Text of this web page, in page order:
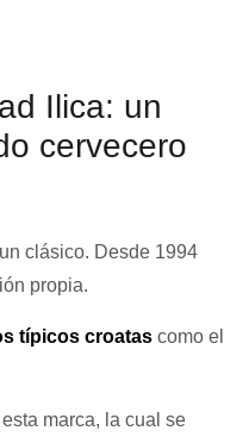
Ilica: un
cervecero
clásico. Desde 1994
propia.
típicos croatas como el
marca, la cual se